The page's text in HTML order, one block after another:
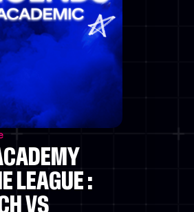
LEAGUE :
VS